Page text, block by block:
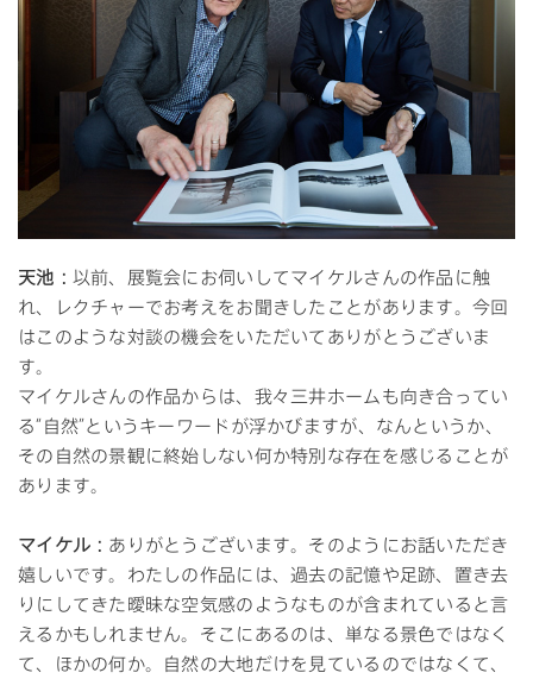
天池： 以前、展覧会にお伺いしてマイケルさんの作品に触
れ、レクチャーでお考えをお聞きしたことがあります。今回
はこのような対談の機会をいただいてありがとうございま
す。
マイケルさんの作品からは、我々三井ホームも向き合ってい
る“自然”というキーワードが浮かびますが、なんというか、
その自然の景観に終始しない何か特別な存在を感じることが
あります。
マイケル： ありがとうございます。そのようにお話いただき
嬉しいです。わたしの作品には、過去の記憶や足跡、置き去
りにしてきた曖昧な空気感のようなものが含まれていると言
えるかもしれません。そこにあるのは、単なる景色ではなく
て、ほかの何か。自然の大地だけを見ているのではなくて、